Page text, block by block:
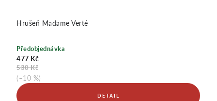
Hrušeň Madame Verté
Předobjednávka
477 Kč
530 Kč
(–10 %)